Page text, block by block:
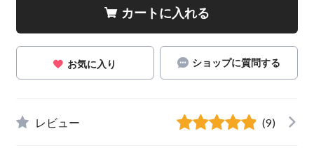
カートに入れる
お気に入り ショップに質問する
レビュー (9)